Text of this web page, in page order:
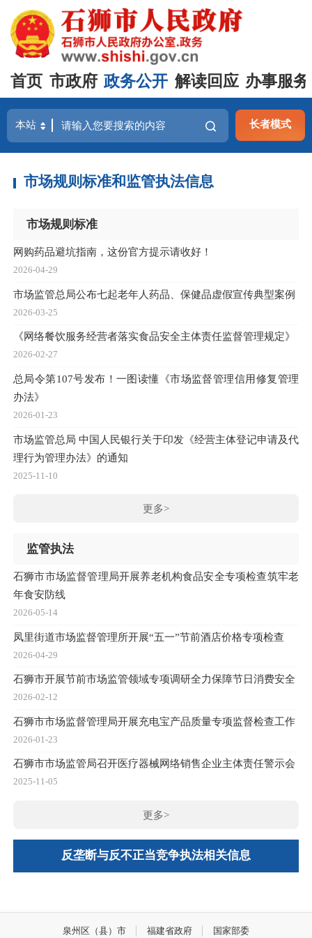
首页 市政府 政务公开 解读回应 办事服务
长者模式
市场规则标准和监管执法信息
市场规则标准
网购药品避坑指南，这份官方提示请收好！
2026-04-29
市场监管总局公布七起老年人药品、保健品虚假宣传典型案例
2026-03-25
《网络餐饮服务经营者落实食品安全主体责任监督管理规定》
2026-02-27
总局令第107号发布！一图读懂《市场监督管理信用修复管理
办法》
2026-01-23
市场监管总局 中国人民银行关于印发《经营主体登记申请及代
理行为管理办法》的通知
2025-11-10
更多>
监管执法
石狮市市场监督管理局开展养老机构食品安全专项检查筑牢老
年食安防线
2026-05-14
凤里街道市场监督管理所开展“五一”节前酒店价格专项检查
2026-04-29
石狮市开展节前市场监管领域专项调研全力保障节日消费安全
2026-02-12
石狮市市场监督管理局开展充电宝产品质量专项监督检查工作
2026-01-23
石狮市市场监管局召开医疗器械网络销售企业主体责任警示会
2025-11-05
更多>
反垄断与反不正当竞争执法相关信息
泉州区（县）市 福建省政府 国家部委